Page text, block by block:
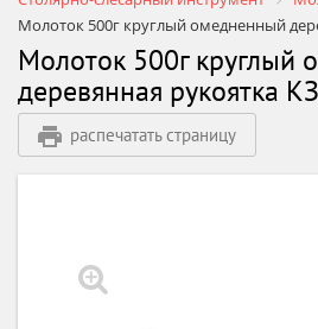
Молоток 500г круглый омедненный
Молоток 500г круглый
деревянная рукоятка
распечатать страницу